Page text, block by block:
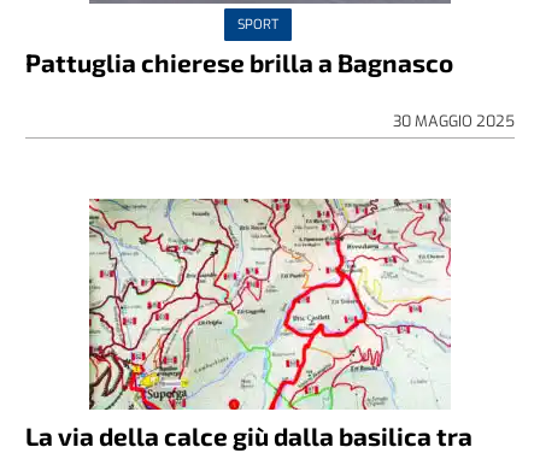
SPORT
Pattuglia chierese brilla a Bagnasco
30 MAGGIO 2025
La via della calce giù dalla basilica tra